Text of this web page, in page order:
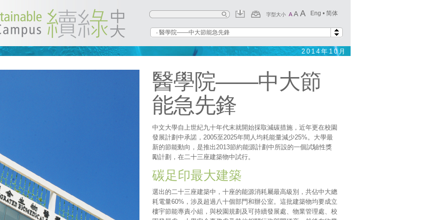
字型大小 A A A Eng • 简体
‧ 醫學院——中大節能急先鋒
2014年10月
醫學院——中大節
能急先鋒
中文大學自上世紀九十年代末就開始採取減碳措施，近年更在校園
發展計劃中承諾，2005至2025年間人均耗能量減少25%。大學最
新的節能動向，是推出2013節約能源計劃中所設的一個試驗性獎
勵計劃，在二十三座建築物中試行。
碳足印最大建築
選出的二十三座建築中，十座的能源消耗屬最高級別，共佔中大總
耗電量60%，涉及超過八十個部門和辦公室。這批建築物均要成立
樓宇節能專責小組，與校園規劃及可持續發展處、物業管理處、校